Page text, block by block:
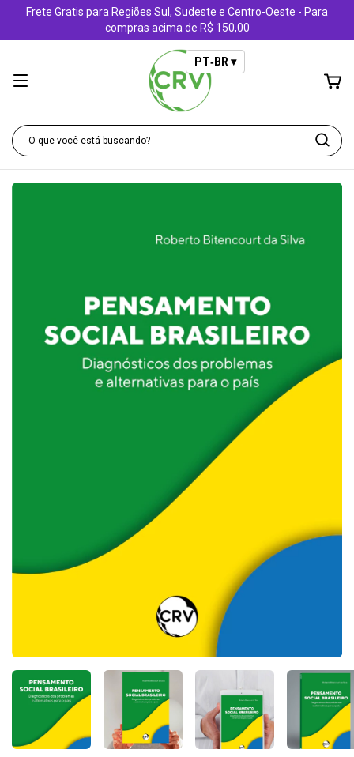
Frete Gratis para Regiões Sul, Sudeste e Centro-Oeste - Para
compras acima de R$ 150,00
PT‑BR ▾